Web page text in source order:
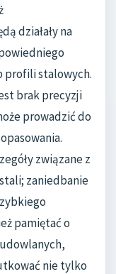
działały na
profili stalowych.
brak precyzji
prowadzić do
związane z
zaniedbanie
pamiętać o
nie tylko